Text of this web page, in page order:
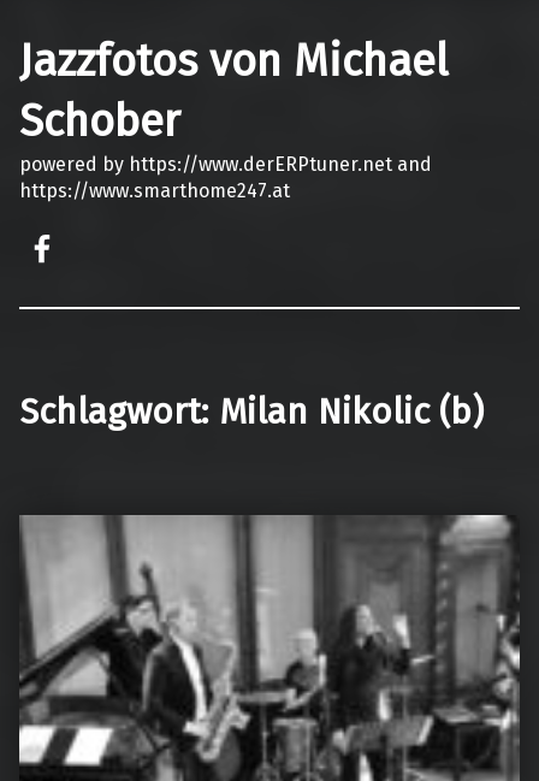
Jazzfotos von Michael
Schober
powered by https://www.derERPtuner.net and
https://www.smarthome247.at
Schlagwort: Milan Nikolic (b)